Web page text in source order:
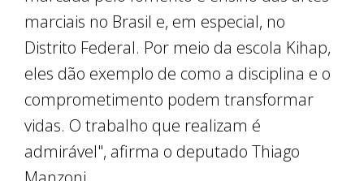
marciais no Brasil e, em especial, no
Distrito Federal. Por meio da escola Kihap,
eles dão exemplo de como a disciplina e o
comprometimento podem transformar
vidas. O trabalho que realizam é
admirável", afirma o deputado Thiago